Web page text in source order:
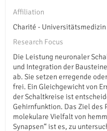
Affiliation
Charité -
Research Focus
Die Leistung neuronaler
und Integration der
ab. Sie setzen erregende
frei. Ein Gleichgewicht von
der Schaltkreise ist
Gehirnfunktion. Das Ziel des
molekulare Vielfalt von
Synapsen“ ist es, zu